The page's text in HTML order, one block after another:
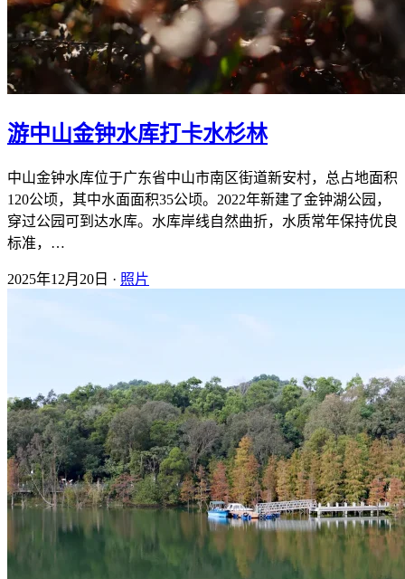
游中山金钟水库打卡水杉林
中山金钟水库位于广东省中山市南区街道新安村，总占地面积
120公顷，其中水面面积35公顷。2022年新建了金钟湖公园，
穿过公园可到达水库。水库岸线自然曲折，水质常年保持优良
标准，…
2025年12月20日 · 照片